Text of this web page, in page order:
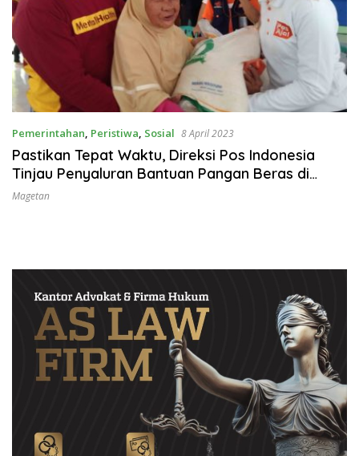
Pemerintahan, Peristiwa, Sosial 8 April 2023
Pastikan Tepat Waktu, Direksi Pos Indonesia
Tinjau Penyaluran Bantuan Pangan Beras di
Magetan
Magetan